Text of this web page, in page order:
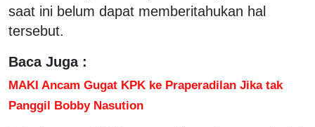
saat ini belum dapat memberitahukan hal
tersebut.
Baca Juga :
MAKI Ancam Gugat KPK ke Praperadilan Jika tak
Panggil Bobby Nasution